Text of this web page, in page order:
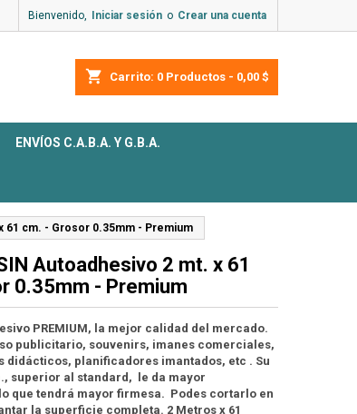
Bienvenido, Iniciar sesión o Crear una cuenta
shopping_cart Carrito: 0 Productos - 0,00 $
ENVÍOS C.A.B.A. Y G.B.A.
61 cm. - Grosor 0.35mm - Premium
Autoadhesivo 2 mt. x 61
0.35mm - Premium
PREMIUM, la mejor calidad del mercado.
publicitario, souvenirs, imanes comerciales,
didácticos, planificadores imantados, etc . Su
superior al standard, le da mayor
que tendrá mayor firmesa. Podes cortarlo en
la superficie completa. 2 Metros x 61